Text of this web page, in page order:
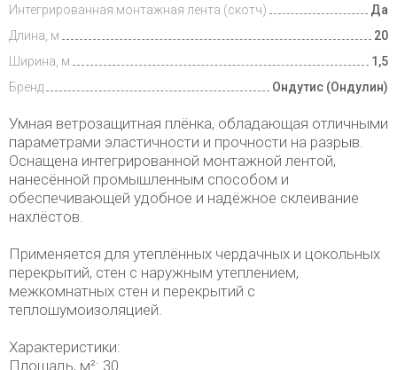
Интегрированная монтажная лента (скотч)
Да
Длина, м
20
Ширина, м
1,5
Бренд
Ондутис (Ондулин)
Умная ветрозащитная плёнка, обладающая отличными
параметрами эластичности и прочности на разрыв.
Оснащена интегрированной монтажной лентой,
нанесённой промышленным способом и
обеспечивающей удобное и надёжное склеивание
нахлёстов.
Применяется для утеплённых чердачных и цокольных
перекрытий, стен с наружным утеплением,
межкомнатных стен и перекрытий с
теплошумоизоляцией.
Характеристики:
Площадь, м²: 30